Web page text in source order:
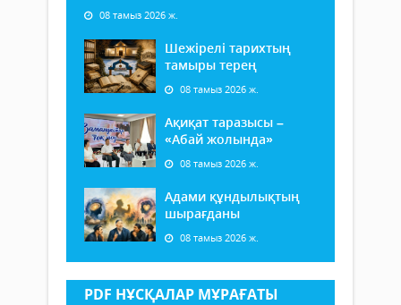
08 тамыз 2026 ж.
Шежірелі тарихтың
тамыры терең
08 тамыз 2026 ж.
Ақиқат таразысы –
«Абай жолында»
08 тамыз 2026 ж.
Адами құндылықтың
шырағданы
08 тамыз 2026 ж.
PDF НҰСҚАЛАР МҰРАҒАТЫ